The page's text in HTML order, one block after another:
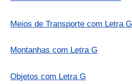
Meios de Transporte com Letra G
Montanhas com Letra G
Objetos com Letra G